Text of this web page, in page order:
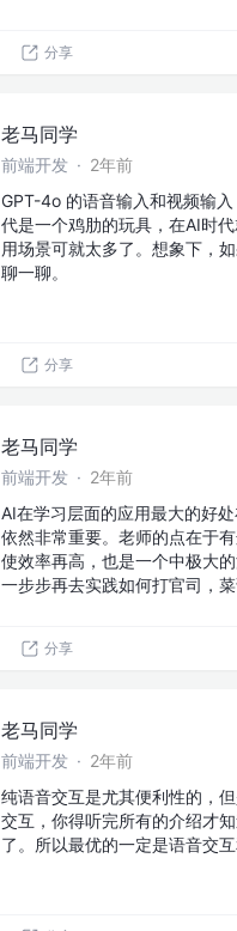
分享
老马同学
前端开发 · 2年前
GPT-4o 的语音输入和视频输
代是一个鸡肋的玩具，在AI时
用场景可就太多了。想象下，
聊一聊。
分享
老马同学
前端开发 · 2年前
AI在学习层面的应用最大的好
依然非常重要。老师的点在于
使效率再高，也是一个中极大
一步步再去实践如何打官司，
分享
老马同学
前端开发 · 2年前
纯语音交互是尤其便利性的，
交互，你得听完所有的介绍才
了。所以最优的一定是语音交